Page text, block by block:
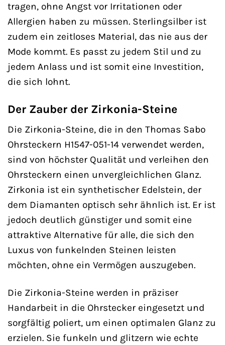
tragen, ohne Angst vor Irritationen oder
Allergien haben zu müssen. Sterlingsilber ist
zudem ein zeitloses Material, das nie aus der
Mode kommt. Es passt zu jedem Stil und zu
jedem Anlass und ist somit eine Investition,
die sich lohnt.
Der Zauber der Zirkonia-Steine
Die Zirkonia-Steine, die in den Thomas Sabo
Ohrsteckern H1547-051-14 verwendet werden,
sind von höchster Qualität und verleihen den
Ohrsteckern einen unvergleichlichen Glanz.
Zirkonia ist ein synthetischer Edelstein, der
dem Diamanten optisch sehr ähnlich ist. Er ist
jedoch deutlich günstiger und somit eine
attraktive Alternative für alle, die sich den
Luxus von funkelnden Steinen leisten
möchten, ohne ein Vermögen auszugeben.
Die Zirkonia-Steine werden in präziser
Handarbeit in die Ohrstecker eingesetzt und
sorgfältig poliert, um einen optimalen Glanz zu
erzielen. Sie funkeln und glitzern wie echte